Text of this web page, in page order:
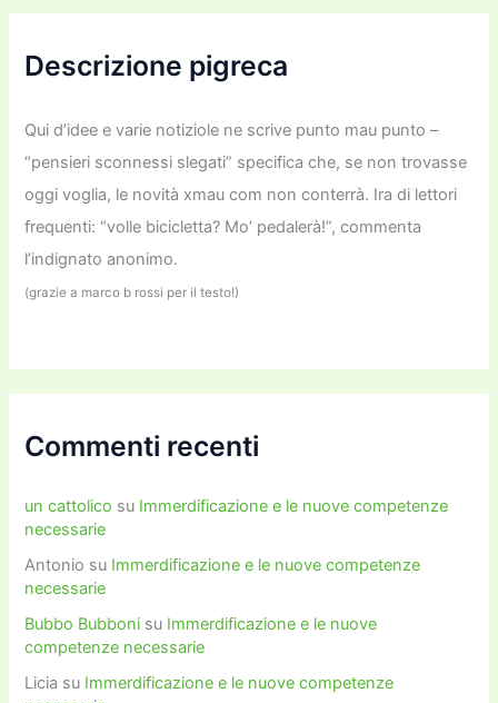
a
Descrizione pigreca
Qui d’idee e varie notiziole ne scrive punto mau punto –
“pensieri sconnessi slegati” specifica che, se non trovasse
oggi voglia, le novità xmau com non conterrà. Ira di lettori
frequenti: “volle bicicletta? Mo’ pedalerà!”, commenta
l’indignato anonimo.
(grazie a marco b rossi per il testo!)
Commenti recenti
un cattolico su Immerdificazione e le nuove competenze
necessarie
Antonio su Immerdificazione e le nuove competenze
necessarie
Bubbo Bubboni su Immerdificazione e le nuove
competenze necessarie
Licia su Immerdificazione e le nuove competenze